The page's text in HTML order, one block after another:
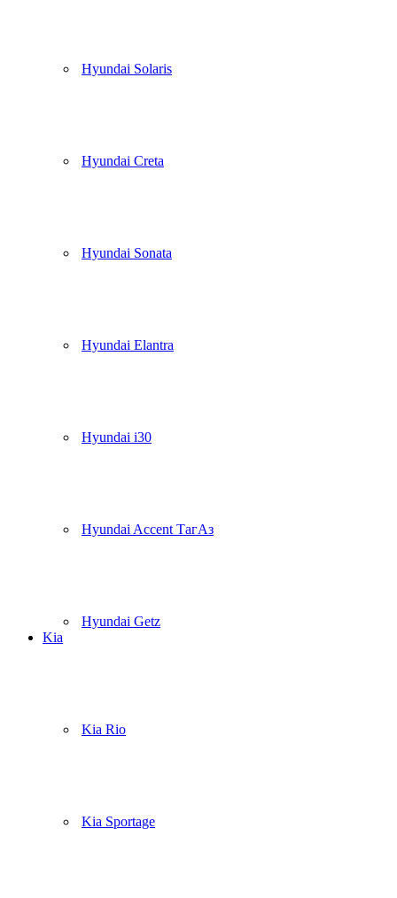
Hyundai Solaris
Hyundai Creta
Hyundai Sonata
Hyundai Elantra
Hyundai i30
Hyundai Accent ТагАз
Hyundai Getz
Kia
Kia Rio
Kia Sportage